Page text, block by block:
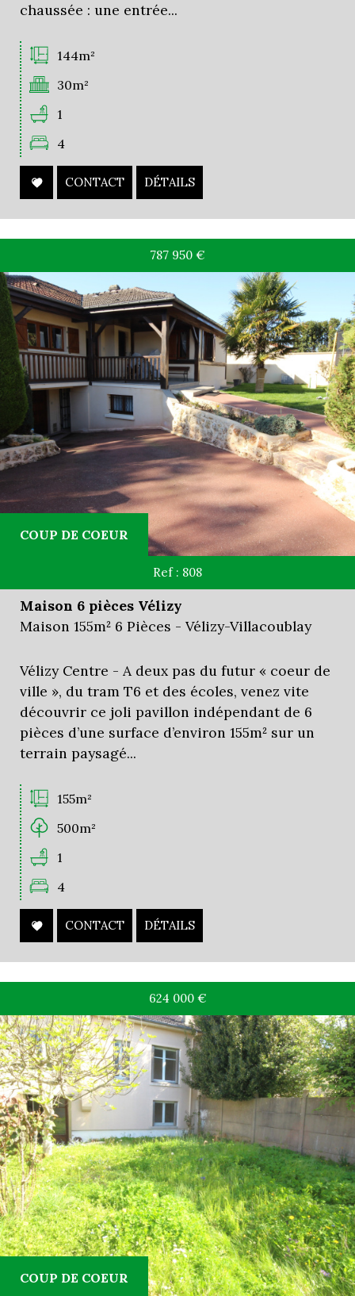
chaussée : une entrée...
144m²
30m²
1
4
CONTACT DÉTAILS
COUP DE COEUR
787 950 €
Ref : 808
Maison 6 pièces Vélizy
Maison 155m² 6 Pièces - Vélizy-Villacoublay
Vélizy Centre - A deux pas du futur « coeur de
ville », du tram T6 et des écoles, venez vite
découvrir ce joli pavillon indépendant de 6
pièces d’une surface d’environ 155m² sur un
terrain paysagé...
155m²
500m²
1
4
CONTACT DÉTAILS
COUP DE COEUR
624 000 €